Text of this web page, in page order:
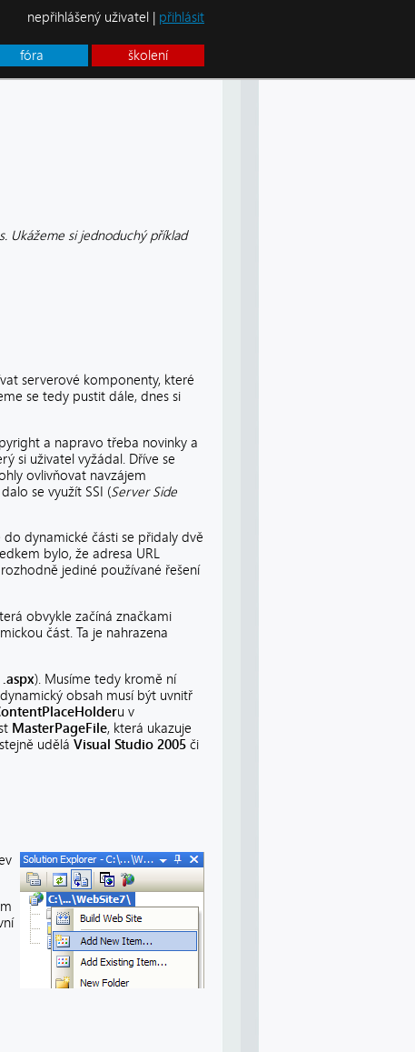
fóra školení
nepřihlášený uživatel | přihlásit
Ukážeme si jednoduchý příklad
serverové komponenty, které
se tedy pustit dále, dnes si
a napravo třeba novinky a
si uživatel vyžádal. Dříve se
ovlivňovat navzájem
se využít SSI (Server Side
dynamické části se přidaly dvě
bylo, že adresa URL
jediné používané řešení
obvykle začíná značkami
část. Ta je nahrazena
.aspx). Musíme tedy kromě ní
obsah musí být uvnitř
u v
MasterPageFile, která ukazuje
udělá Visual Studio 2005 či